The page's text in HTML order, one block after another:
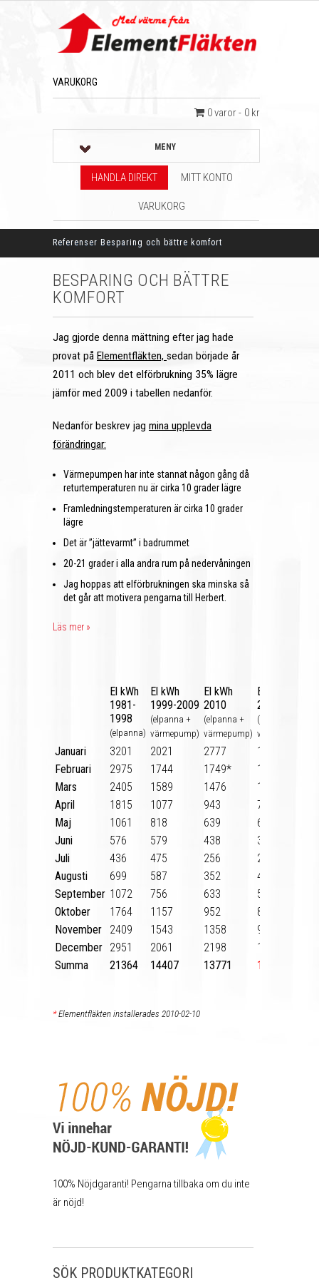
VARUKORG
0 varor 0 kr
MENY
HANDLA DIREKT MITT KONTO
VARUKORG
Referenser Besparing och bättre komfort
BESPARING OCH BÄTTRE
KOMFORT
Jag gjorde denna mättning efter jag hade
provat på Elementfläkten, sedan började år
2011 och blev det elförbrukning 35% lägre
jämför med 2009 i tabellen nedanför.
Nedanför beskrev jag mina upplevda
förändringar:
Värmepumpen har inte stannat någon gång då
returtemperaturen nu är cirka 10 grader lägre
Framledningstemperaturen är cirka 10 grader
lägre
Det är ”jättevarmt” i badrummet
20-21 grader i alla andra rum på nedervåningen
Jag hoppas att elförbrukningen ska minska så
det går att motivera pengarna till Herbert.
Läs mer »
El kWh
1981-
1998
(elpanna)
El kWh
1999-2009
(elpanna +
värmepump)
El kWh
2010
(elpanna +
värmepump)
El KWh
2011
(elpanna +
värmepump)
Januari 3201 2021 2777
1598
Februari
2975 1744 1749*
1653
Mars
2405 1589 1476
1270
April
1815 1077 943
745
Maj
1061 818 639
628
Juni
576 579 438
300
Juli
436 475 256
287
Augusti
699 587 352
433
September 1072 756 633
521
Oktober
1764 1157 952
865
November
2409 1543 1358
986
December 2951 2061 2198
1353
Summa
21364 14407 13771 10 639
*Elementfläkten installerades 2010-02-10
100% Nöjdgaranti! Pengarna tillbaka om du inte
är nöjd!
SÖK PRODUKTKATEGORI